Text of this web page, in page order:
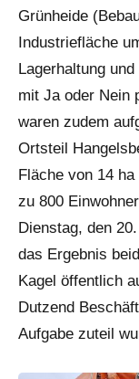
Grünheide
Industriefläche
Lagerhaltung
mit Ja oder Nein
waren zudem
Ortsteil
Fläche von 14
zu 800
Dienstag, den
das Ergebnis
Kagel öffentlich
Dutzend
Aufgabe zuteil